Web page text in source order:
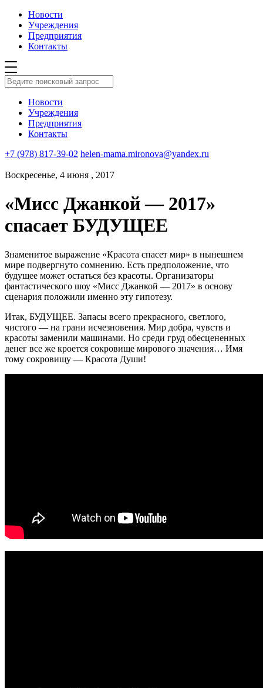
Новости
Учреждения
Предприятия
Контакты
Новости
Учреждения
Предприятия
Контакты
+7 (978) 817-39-02 helen-mama.mironova@yandex.ru
Воскресенье, 4 июня , 2017
«Мисс Джанкой — 2017»
спасает БУДУЩЕЕ
Знаменитое выражение «Красота спасет мир» в нынешнем
мире подвергнуто сомнению. Есть предположение, что
будущее может остаться без красоты. Организаторы
фантастического шоу «Мисс Джанкой — 2017» в основу
сценария положили именно эту гипотезу.
Итак, БУДУЩЕЕ. Запасы всего прекрасного, светлого,
чистого — на грани исчезновения. Мир добра, чувств и
красоты заменили машинами. Но среди груд обесцененных
денег все же кроется сокровище мирового значения… Имя
тому сокровищу — Красота Души!